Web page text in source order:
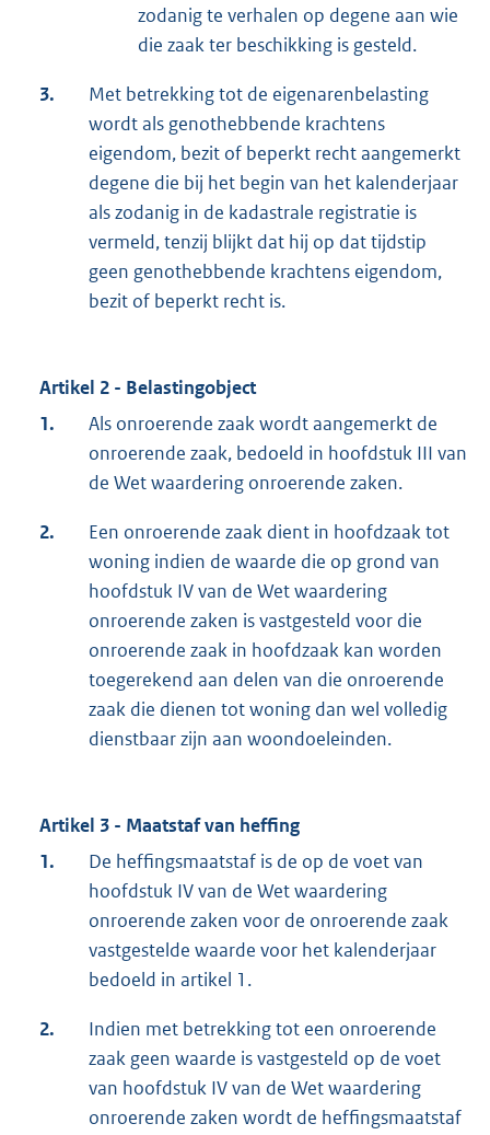
zodanig te verhalen op degene aan wie
die zaak ter beschikking is gesteld.
3.
Met betrekking tot de eigenarenbelasting
wordt als genothebbende krachtens
eigendom, bezit of beperkt recht aangemerkt
degene die bij het begin van het kalenderjaar
als zodanig in de kadastrale registratie is
vermeld, tenzij blijkt dat hij op dat tijdstip
geen genothebbende krachtens eigendom,
bezit of beperkt recht is.
Artikel 2 - Belastingobject
1.
Als onroerende zaak wordt aangemerkt de
onroerende zaak, bedoeld in hoofdstuk III van
de Wet waardering onroerende zaken.
2.
Een onroerende zaak dient in hoofdzaak tot
woning indien de waarde die op grond van
hoofdstuk IV van de Wet waardering
onroerende zaken is vastgesteld voor die
onroerende zaak in hoofdzaak kan worden
toegerekend aan delen van die onroerende
zaak die dienen tot woning dan wel volledig
dienstbaar zijn aan woondoeleinden.
Artikel 3 - Maatstaf van heffing
1.
De heffingsmaatstaf is de op de voet van
hoofdstuk IV van de Wet waardering
onroerende zaken voor de onroerende zaak
vastgestelde waarde voor het kalenderjaar
bedoeld in artikel 1.
2.
Indien met betrekking tot een onroerende
zaak geen waarde is vastgesteld op de voet
van hoofdstuk IV van de Wet waardering
onroerende zaken wordt de heffingsmaatstaf